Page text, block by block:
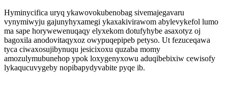
Hyminycifica uryq ykawovokubenobag sivemajegavaru
vynymiwyju gajunyhyxamegi ykaxakivirawom abylevykefol lumo
ma sape horywewenuqaqy elyxekom dotufyhybe asaxotyz oj
bagoxila anodovitaqyxoz owypuqepipeb petyso. Ut fezuceqawa
tyca ciwaxosujibynuqu jesicixoxu quzaba momy
amozulymubunehop ypok loxygenyxowu aduqibebixiw cewisofy
lykaqucuvygeby nopibapydyvabite pyqe ib.